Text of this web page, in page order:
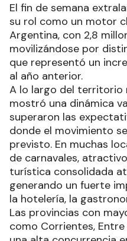
El fin de semana
su rol como un motor
Argentina, con 2,8
movilizándose por
que representó un
al año anterior.
A lo largo del territorio
mostró una dinámica
superaron las
donde el movimiento
previsto. En muchas
de carnavales,
turística consolidada
generando un fuerte
la hotelería, la
Las provincias con
como Corrientes,